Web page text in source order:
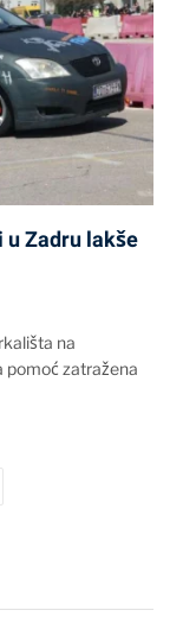
Zadru lakše
na
pomoć zatražena